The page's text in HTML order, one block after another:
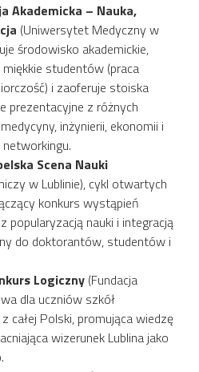
Akademicka – Nauka,
(Uniwersytet Medyczny w
środowisko akademickie,
studentów (praca
i zaoferuje stoiska
prezentacyjne z różnych
inżynierii, ekonomii i
Scena Nauki
w Lublinie), cykl otwartych
konkurs wystąpień
popularyzacją nauki i integracją
do doktorantów, studentów i
Logiczny (Fundacja
dla uczniów szkół
całej Polski, promująca wiedzę
wizerunek Lublina jako